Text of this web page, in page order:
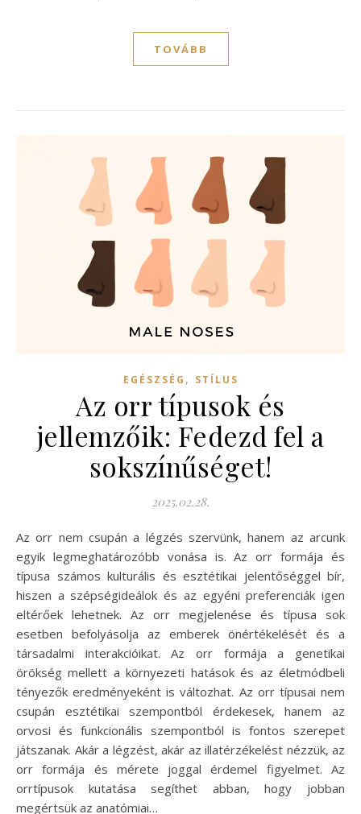
TOVÁBB
EGÉSZSÉG , STÍLUS
Az orr típusok és
jellemzőik: Fedezd fel a
sokszínűséget!
2025.02.28.
Az orr nem csupán a légzés szervünk, hanem az arcunk
egyik legmeghatározóbb vonása is. Az orr formája és
típusa számos kulturális és esztétikai jelentőséggel bír,
hiszen a szépségideálok és az egyéni preferenciák igen
eltérőek lehetnek. Az orr megjelenése és típusa sok
esetben befolyásolja az emberek önértékelését és a
társadalmi interakcióikat. Az orr formája a genetikai
örökség mellett a környezeti hatások és az életmódbeli
tényezők eredményeként is változhat. Az orr típusai nem
csupán esztétikai szempontból érdekesek, hanem az
orvosi és funkcionális szempontból is fontos szerepet
játszanak. Akár a légzést, akár az illatérzékelést nézzük, az
orr formája és mérete joggal érdemel figyelmet. Az
orrtípusok kutatása segíthet abban, hogy jobban
megértsük az anatómiai…